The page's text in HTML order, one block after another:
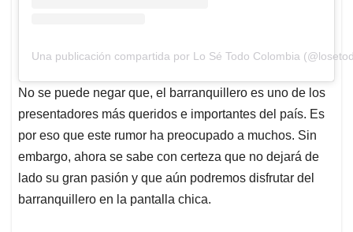
Una publicación compartida por Lo Sé Todo Colombia
No se puede negar que, el barranquillero es uno de los
presentadores más queridos e importantes del país. Es
por eso que este rumor ha preocupado a muchos. Sin
embargo, ahora se sabe con certeza que no dejará de
lado su gran pasión y que aún podremos disfrutar del
barranquillero en la pantalla chica.